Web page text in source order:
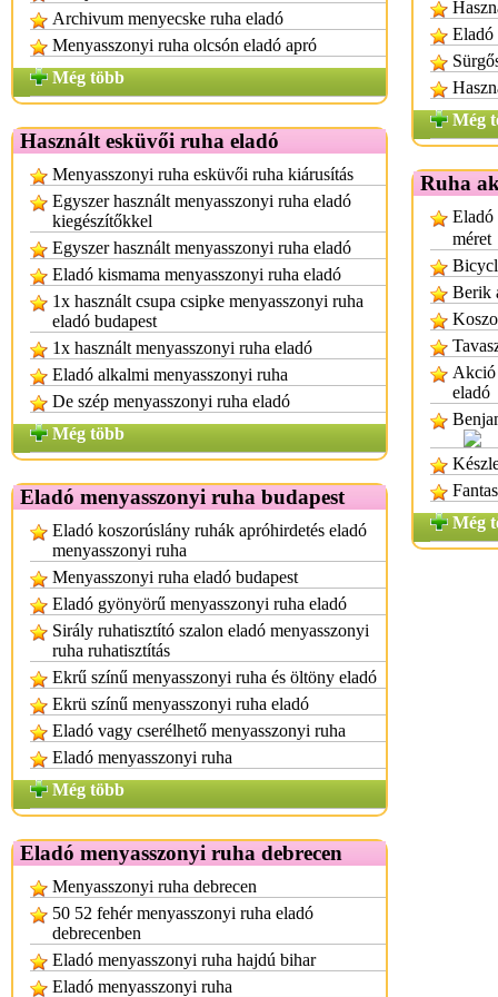
Archivum menyecske ruha eladó
Menyasszonyi ruha olcsón eladó apró
Még több
Használt esküvői ruha eladó
Menyasszonyi ruha esküvői ruha kiárusítás
Egyszer használt menyasszonyi ruha eladó
kiegészítőkkel
Egyszer használt menyasszonyi ruha eladó
Eladó kismama menyasszonyi ruha eladó
1x használt csupa csipke menyasszonyi ruha
eladó budapest
1x használt menyasszonyi ruha eladó
Eladó alkalmi menyasszonyi ruha
De szép menyasszonyi ruha eladó
Még több
Eladó menyasszonyi ruha budapest
Eladó koszorúslány ruhák apróhirdetés eladó
menyasszonyi ruha
Menyasszonyi ruha eladó budapest
Eladó gyönyörű menyasszonyi ruha eladó
Sirály ruhatisztító szalon eladó menyasszonyi
ruha ruhatisztítás
Ekrű színű menyasszonyi ruha és öltöny eladó
Ekrü színű menyasszonyi ruha eladó
Eladó vagy cserélhető menyasszonyi ruha
Eladó menyasszonyi ruha
Még több
Eladó menyasszonyi ruha debrecen
Menyasszonyi ruha debrecen
50 52 fehér menyasszonyi ruha eladó
debrecenben
Eladó menyasszonyi ruha hajdú bihar
Eladó menyasszonyi ruha
Eladó
Még
Ruha
Eladó
méret
Berik
Akció
eladó
Még